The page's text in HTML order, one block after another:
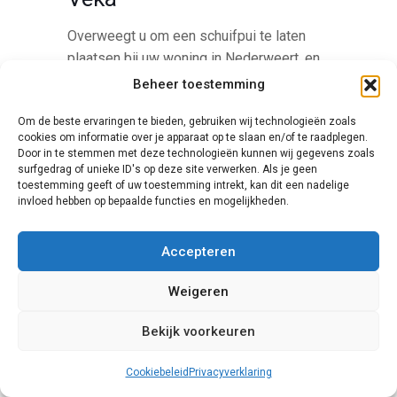
Beheer toestemming
Om de beste ervaringen te bieden, gebruiken wij technologieën zoals
cookies om informatie over je apparaat op te slaan en/of te raadplegen.
Door in te stemmen met deze technologieën kunnen wij gegevens zoals
surfgedrag of unieke ID's op deze site verwerken. Als je geen
toestemming geeft of uw toestemming intrekt, kan dit een nadelige
invloed hebben op bepaalde functies en mogelijkheden.
Accepteren
Weigeren
Bekijk voorkeuren
Cookiebeleid Privacyverklaring
Overweegt u om een schuifpui te laten
plaatsen bij uw woning in Nederweert, en
wenst u een deur met hoge kwaliteit en
assortiment van Veka. Deze fabrikant
levert zowel schuifpuien als rolluiken,
ramen en platen van kunststof, die allen
een uitermate geschikte keuze vormen
Bovendien is het bedrijf actief